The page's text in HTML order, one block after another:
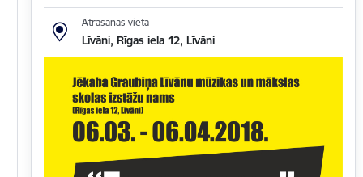
Atrašanās vieta
Līvāni, Rīgas iela 12, Līvāni